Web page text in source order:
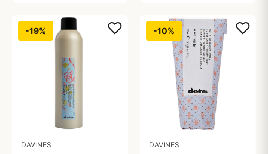
-19%
DAVINES
-10%
DAVINES